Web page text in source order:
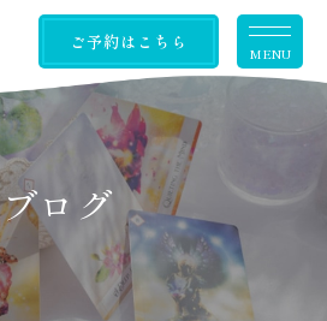
ご予約はこちら
MENU
ブログ